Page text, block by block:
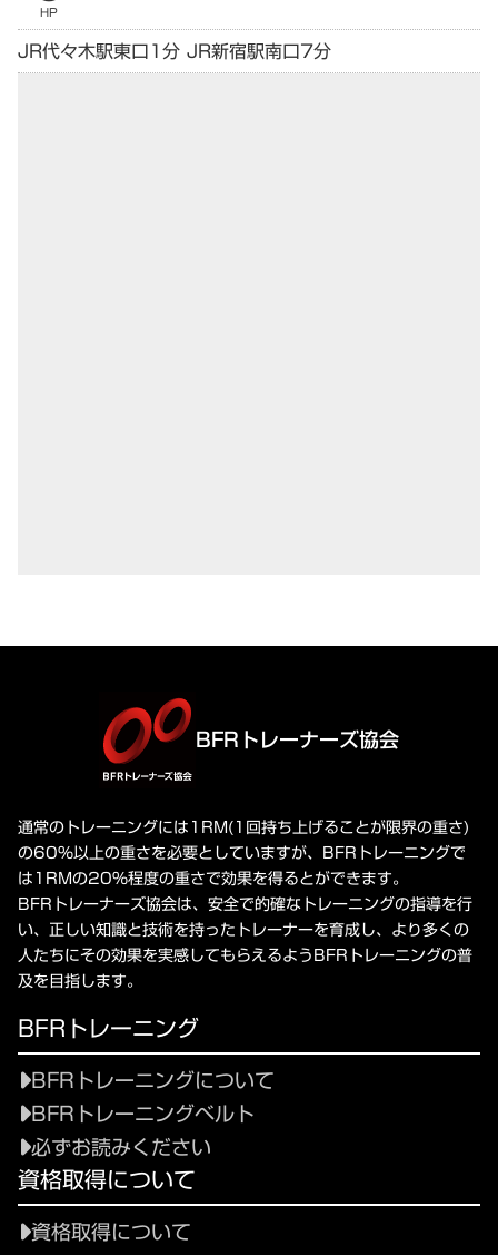
HP
JR代々木駅東口1分 JR新宿駅南口7分
BFRトレーナーズ協会
通常のトレーニングには1RM(1回持ち上げることが限界の重さ)
の60%以上の重さを必要としていますが、BFRトレーニングで
は1RMの20%程度の重さで効果を得るとができます。
BFRトレーナーズ協会は、安全で的確なトレーニングの指導を行
い、正しい知識と技術を持ったトレーナーを育成し、より多くの
人たちにその効果を実感してもらえるようBFRトレーニングの普
及を目指します。
BFRトレーニング
BFRトレーニングについて
BFRトレーニングベルト
必ずお読みください
資格取得について
資格取得について